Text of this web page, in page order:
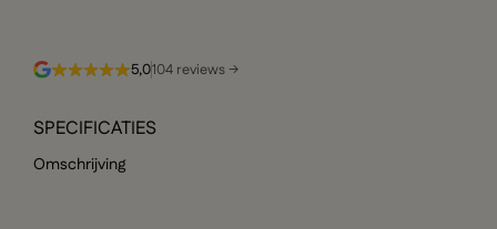
5,0104 reviews →
SPECIFICATIES
Omschrijving